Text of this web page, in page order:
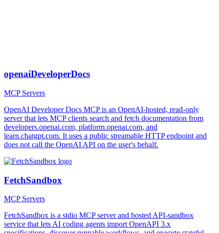
openaiDeveloperDocs
MCP Servers
OpenAI Developer Docs MCP is an OpenAI-hosted, read-only
server that lets MCP clients search and fetch documentation from
developers.openai.com, platform.openai.com, and
learn.chatgpt.com. It uses a public streamable HTTP endpoint and
does not call the OpenAI API on the user's behalf.
FetchSandbox
MCP Servers
FetchSandbox is a stdio MCP server and hosted API-sandbox
service that lets AI coding agents import OpenAPI 3.x